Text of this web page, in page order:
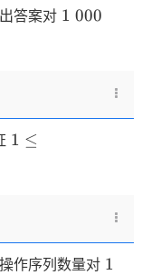
答案对 1
1 000
000
1
\le
n
1 ≤
作序列数量对 1
1